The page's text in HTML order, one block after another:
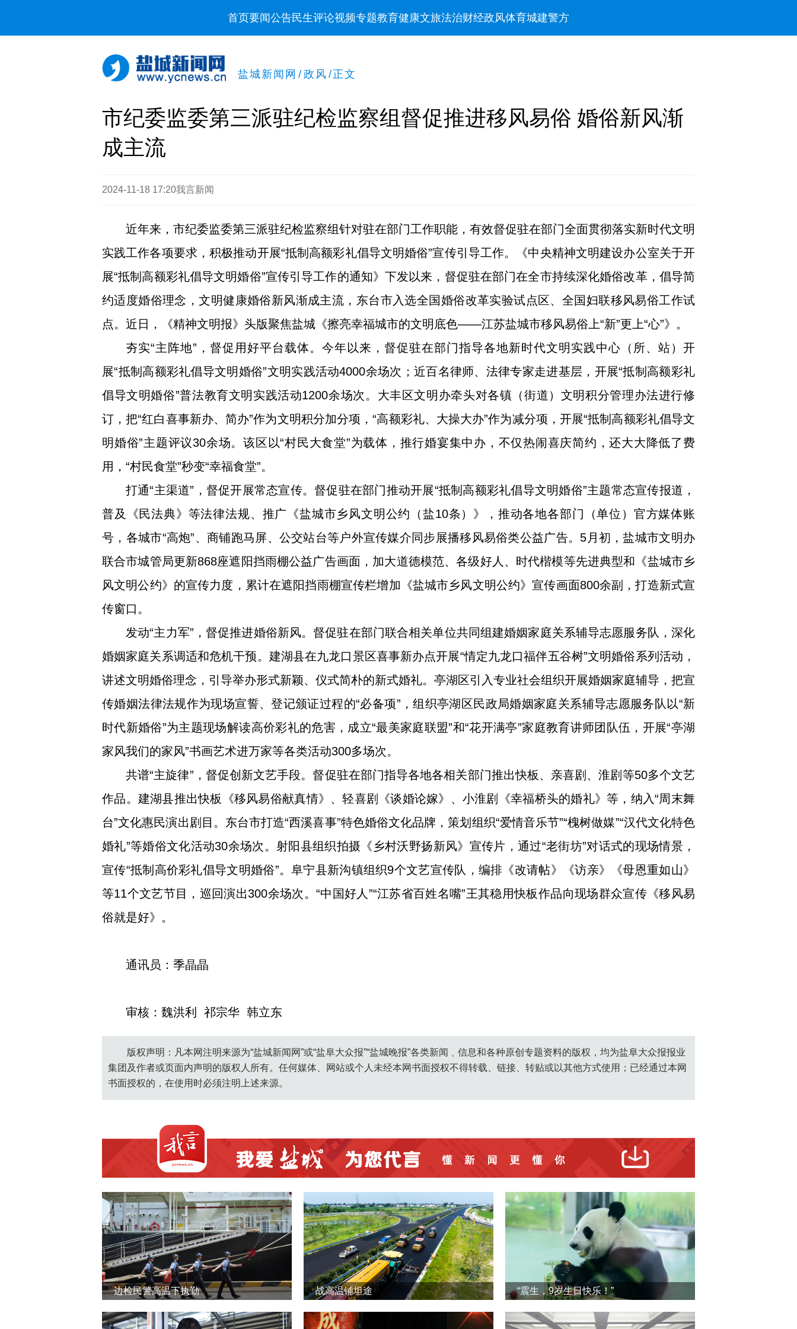
首页要闻公告民生评论视频专题教育健康文旅法治财经政风体育城建警方
盐城新闻网 / 政风 /正文
市纪委监委第三派驻纪检监察组督促推进移风易俗 婚俗新风渐
成主流
2024-11-18 17:20我言新闻
近年来，市纪委监委第三派驻纪检监察组针对驻在部门工作职能，有效督促驻在部门全面贯彻落实新时代文明
实践工作各项要求，积极推动开展“抵制高额彩礼倡导文明婚俗”宣传引导工作。《中央精神文明建设办公室关于开
展“抵制高额彩礼倡导文明婚俗”宣传引导工作的通知》下发以来，督促驻在部门在全市持续深化婚俗改革，倡导简
约适度婚俗理念，文明健康婚俗新风渐成主流，东台市入选全国婚俗改革实验试点区、全国妇联移风易俗工作试
点。近日，《精神文明报》头版聚焦盐城《擦亮幸福城市的文明底色——江苏盐城市移风易俗上“新”更上“心”》。
夯实“主阵地”，督促用好平台载体。今年以来，督促驻在部门指导各地新时代文明实践中心（所、站）开
展“抵制高额彩礼倡导文明婚俗”文明实践活动4000余场次；近百名律师、法律专家走进基层，开展“抵制高额彩礼
倡导文明婚俗”普法教育文明实践活动1200余场次。大丰区文明办牵头对各镇（街道）文明积分管理办法进行修
订，把“红白喜事新办、简办”作为文明积分加分项，“高额彩礼、大操大办”作为减分项，开展“抵制高额彩礼倡导文
明婚俗”主题评议30余场。该区以“村民大食堂”为载体，推行婚宴集中办，不仅热闹喜庆简约，还大大降低了费
用，“村民食堂”秒变“幸福食堂”。
打通“主渠道”，督促开展常态宣传。督促驻在部门推动开展“抵制高额彩礼倡导文明婚俗”主题常态宣传报道，
普及《民法典》等法律法规、推广《盐城市乡风文明公约（盐10条）》，推动各地各部门（单位）官方媒体账
号，各城市“高炮”、商铺跑马屏、公交站台等户外宣传媒介同步展播移风易俗类公益广告。5月初，盐城市文明办
联合市城管局更新868座遮阳挡雨棚公益广告画面，加大道德模范、各级好人、时代楷模等先进典型和《盐城市乡
风文明公约》的宣传力度，累计在遮阳挡雨棚宣传栏增加《盐城市乡风文明公约》宣传画面800余副，打造新式宣
传窗口。
发动“主力军”，督促推进婚俗新风。督促驻在部门联合相关单位共同组建婚姻家庭关系辅导志愿服务队，深化
婚姻家庭关系调适和危机干预。建湖县在九龙口景区喜事新办点开展“情定九龙口福伴五谷树”文明婚俗系列活动，
讲述文明婚俗理念，引导举办形式新颖、仪式简朴的新式婚礼。亭湖区引入专业社会组织开展婚姻家庭辅导，把宣
传婚姻法律法规作为现场宣誓、登记颁证过程的“必备项”，组织亭湖区民政局婚姻家庭关系辅导志愿服务队以“新
时代新婚俗”为主题现场解读高价彩礼的危害，成立“最美家庭联盟”和“花开满亭”家庭教育讲师团队伍，开展“亭湖
家风我们的家风”书画艺术进万家等各类活动300多场次。
共谱“主旋律”，督促创新文艺手段。督促驻在部门指导各地各相关部门推出快板、亲喜剧、淮剧等50多个文艺
作品。建湖县推出快板《移风易俗献真情》、轻喜剧《谈婚论嫁》、小淮剧《幸福桥头的婚礼》等，纳入“周末舞
台”文化惠民演出剧目。东台市打造“西溪喜事”特色婚俗文化品牌，策划组织“爱情音乐节”“槐树做媒”“汉代文化特色
婚礼”等婚俗文化活动30余场次。射阳县组织拍摄《乡村沃野扬新风》宣传片，通过“老街坊”对话式的现场情景，
宣传“抵制高价彩礼倡导文明婚俗”。阜宁县新沟镇组织9个文艺宣传队，编排《改请帖》《访亲》《母恩重如山》
等11个文艺节目，巡回演出300余场次。“中国好人”“江苏省百姓名嘴”王其稳用快板作品向现场群众宣传《移风易
俗就是好》。
通讯员：季晶晶
审核：魏洪利 祁宗华 韩立东
版权声明：凡本网注明来源为“盐城新闻网”或“盐阜大众报”“盐城晚报”各类新闻﹑信息和各种原创专题资料的版权，均为盐阜大众报报业
集团及作者或页面内声明的版权人所有。任何媒体、网站或个人未经本网书面授权不得转载、链接、转贴或以其他方式使用；已经通过本网
书面授权的，在使用时必须注明上述来源。
边检民警高温下执勤 战高温铺坦途 “震生，9岁生日快乐！”